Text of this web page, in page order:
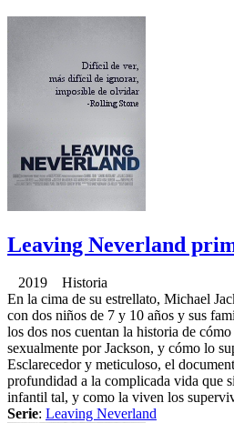
Leaving Neverland
2019 Historia
En la cima de su estrellato, Michael
con dos niños de 7 y 10 años y sus
los dos nos cuentan la historia de
sexualmente por Jackson, y cómo lo
Esclarecedor y meticuloso, el
profundidad a la complicada vida que
infantil tal, y como la viven los
Serie: Leaving Neverland